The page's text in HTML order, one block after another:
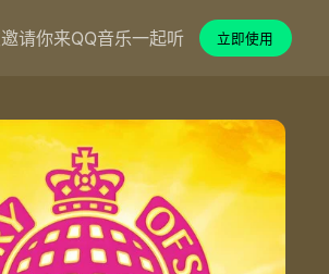
请你来QQ音乐一起听 立即使用